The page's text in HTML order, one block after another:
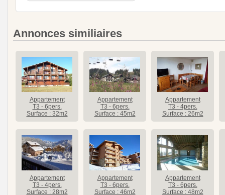
Annonces similiaires
Appartement
T3 - 6pers.
Surface : 32m2
Appartement
T3 - 6pers.
Surface : 45m2
Appartement
T3 - 4pers.
Surface : 26m2
Appartement
T3 - 4pers.
Surface : 28m2
Appartement
T3 - 6pers.
Surface : 46m2
Appartement
T3 - 6pers.
Surface : 48m2